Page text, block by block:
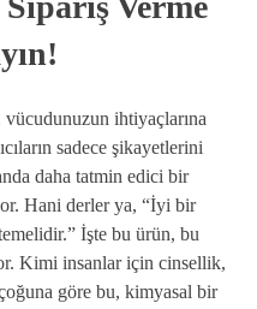
ihtiyaçlarına
sadece şikayetlerini
daha tatmin edici bir
Hani derler ya, “İyi bir
İşte bu ürün, bu
Kimi insanlar için cinsellik,
göre bu, kimyasal bir